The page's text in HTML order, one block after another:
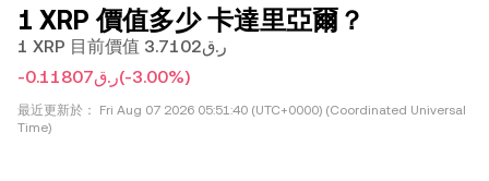
1 XRP 價值多少 卡達里亞爾？
1 XRP 目前價值 ر.ق3.7102
-ر.ق0.11807(-3.00%)
最近更新於：
Fri Aug 07 2026 05:51:40 (UTC+0000) (Coordinated Universal
Time)